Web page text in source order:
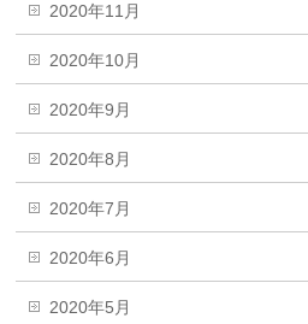
2020年11月
2020年10月
2020年9月
2020年8月
2020年7月
2020年6月
2020年5月